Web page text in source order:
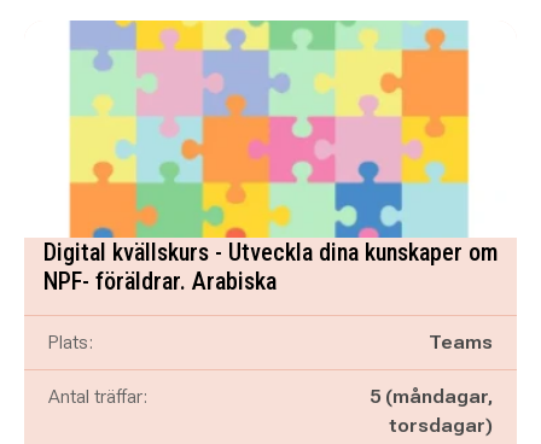
Digital kvällskurs - Utveckla dina kunskaper om
NPF- föräldrar. Arabiska
Plats: Teams
Antal träffar:
5 (måndagar,
torsdagar)